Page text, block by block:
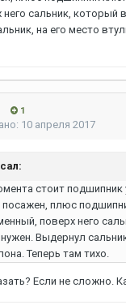
сальник, который
на его место
1
10 апреля 2017
стоит подшипник
посажен, плюс
поверх него
Выдернул
Теперь там тихо.
Если не сложно.